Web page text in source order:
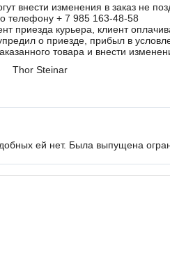
внести изменения в заказ не
телефону + 7 985 163-48-58
приезда курьера, клиент
о приезде, прибыл в
товара и внести
Thor Steinar
ей нет. Была выпущена